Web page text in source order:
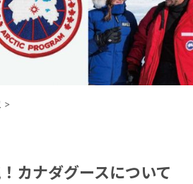
>
カナダグースについて